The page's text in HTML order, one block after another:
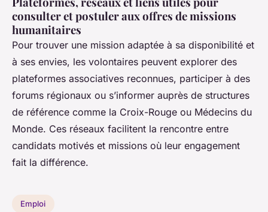
consulter et postuler aux offres de missions
humanitaires
Pour trouver une mission adaptée à sa disponibilité et
à ses envies, les volontaires peuvent explorer des
plateformes associatives reconnues, participer à des
forums régionaux ou s’informer auprès de structures
de référence comme la Croix-Rouge ou Médecins du
Monde. Ces réseaux facilitent la rencontre entre
candidats motivés et missions où leur engagement
fait la différence.
Emploi